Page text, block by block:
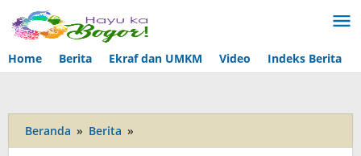
Lewati
ke
konten
Home
Berita Ekraf dan UMKM Video Indeks Berita
Beranda » Berita »
Susmanto